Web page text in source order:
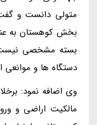
متولی دانست و
بخش کوهستان به
بسته مشخصی نیست
دستگاه ها و موانعی
وی اضافه نمود:
مالکیت اراضی و